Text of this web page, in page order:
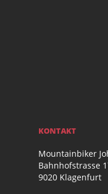
KONTAKT
Mountainbiker
Bahnhofstrasse
9020 Klagenfurt